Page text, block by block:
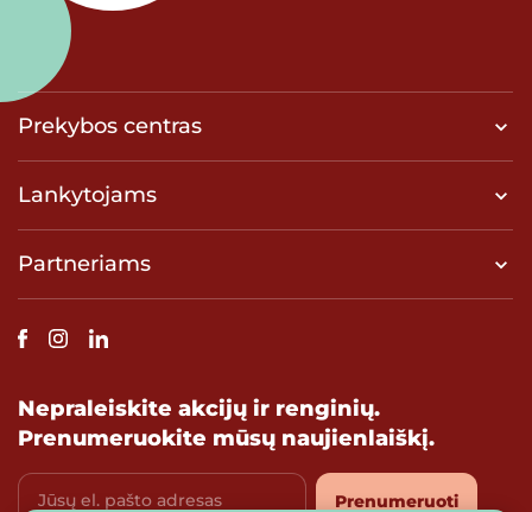
Prekybos centras
Lankytojams
Partneriams
Nepraleiskite akcijų ir renginių.
Prenumeruokite mūsų naujienlaiškį.
Jūsų el. pašto adresas Prenumeruoti